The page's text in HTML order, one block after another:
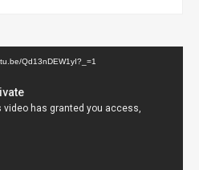
Qd13nDEW1yI?_=1